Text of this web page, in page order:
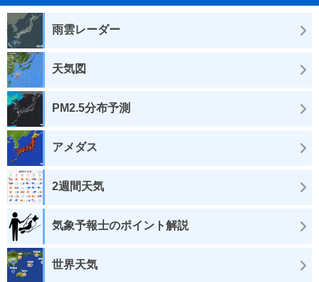
雨雲レーダー
天気図
PM2.5分布予測
アメダス
2週間天気
気象予報士のポイント解説
世界天気